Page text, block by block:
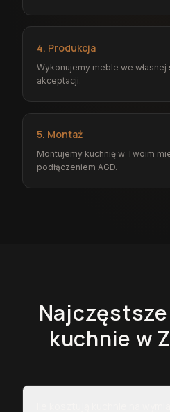
4. Produkcja
Wykonujemy meble we
akceptacji.
5. Montaż
Montujemy kuchnię w Twoim
podłączeniem AGD.
kuchnie w